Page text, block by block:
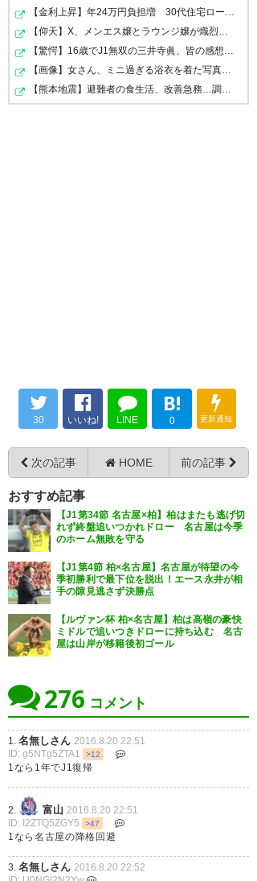
久々の勝利！次は完封お願いし
ます #reysol
試合終了。レイソルは聖地日立
台で連敗を止めました。1失点あ
ったものの名古屋の連敗ストッ
パーにならずに良かったです。
レイソルにはこのまま勝ち進ん
で欲しいです。 頑張れ、柏レイ
ソル！。#reysol
— いとちゃん(脱原発 、笑顔)
(itochan0114)2016, 8月 20
勝利のチャント〝ヤマト〟 柏レ
イソル 3-1 名古屋グランパス
#reysol #grampas
https://t.co/9UeVAzlX4w
— り ん(๑˃̵ᴗ˂̵)و (rin41799)
8月 20
【金利上昇】年24万円負担増 30代住宅ローンで、内閣府…
【仰天】X、メンエス嬢とラウンジ嬢が熾烈な女の争いを繰…
【驚愕】16歳でJ1無双の三井寺眞、皆の感想がこちら
【画像】女さん、ミニ過ぎる浴衣を着た写真を投稿して叩…
【熊本地震】避難者の食生活、改善急務…調理できず「パン…
30 いいね! LINE
B!
0 更新通知
次の記事 HOME 前の記事
おすすめ記事
【J1第34節 名古屋×柏】柏はまたも逃げ切
れず終盤追いつかれドロー 名古屋は今季
のホーム無敗を守る
【J1第4節 柏×名古屋】名古屋が待望の今
季初勝利で最下位を脱出！エース永井が相
手の隙見逃さず決勝点
【ルヴァン杯 柏×名古屋】柏は高嶺の豪快
ミドルで追いつきドローに持ち込む 名古
屋は山岸が移籍後初ゴール
276 コメント
1. 名無しさん 2016.8.20 22:51
ID: g5NTg5ZTA1
>12
1なら1年でJ1復帰
2. 富山 2016.8.20 22:51
ID: I2ZTQ5ZGY5
>47
1なら名古屋の降格回避
3. 名無しさん 2016.8.20 22:52